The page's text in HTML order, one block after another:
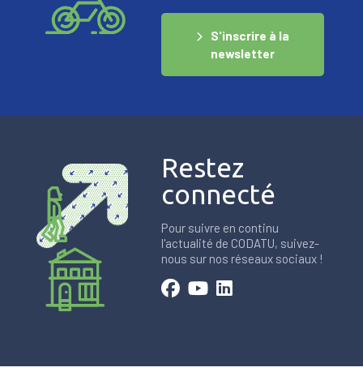
S'inscrire à la
newsletter
Restez
connecté
Pour suivre en continu
l'actualité de CODATU, suivez-
nous sur nos réseaux sociaux !